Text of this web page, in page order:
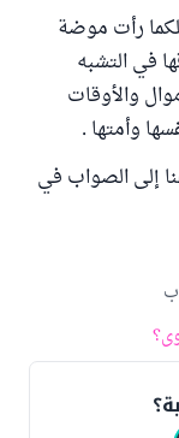
رأت موضة
في التشبه
والأوقات
وأمتها .
إلى الصواب في